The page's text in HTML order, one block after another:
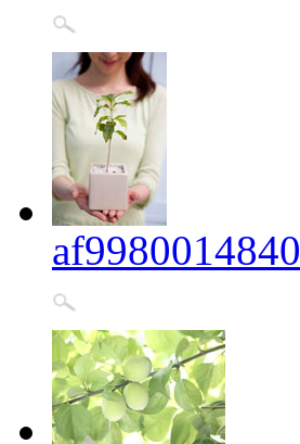
af9980014840